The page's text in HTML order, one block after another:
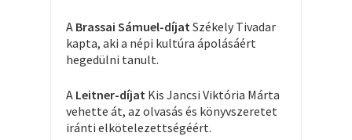
A Brassai Sámuel-díjatSzékely Tivadar
kapta, aki a népi kultúra ápolásáért
hegedülni tanult.
A Leitner-díjat Kis Jancsi Viktória Márta
vehette át, az olvasás és könyvszeretet
iránti elkötelezettségéért.